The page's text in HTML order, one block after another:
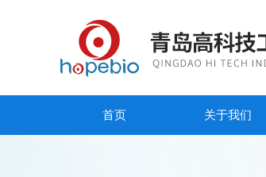
首页 关于我们